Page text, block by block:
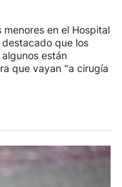
en el Hospital
que los
están
que vayan "a cirugía